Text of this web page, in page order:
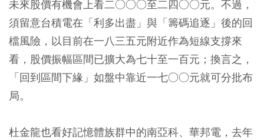
未來股價有機會上看二○○○至二四○○元。不過，
須留意台積電在「利多出盡」與「籌碼追逐」後的回
檔風險，以目前在一八三五元附近作為短線支撐來
看，股價振幅區間已擴大為七十至一百元；換言之，
「回到區間下緣」如盤中靠近一七○○元就可分批布
局。
杜金龍也看好記憶體族群中的南亞科、華邦電，去年